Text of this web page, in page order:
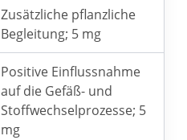
Zusätzliche pflanzliche
Begleitung; 5 mg
Positive Einflussnahme
auf die Gefäß- und
Stoffwechselprozesse; 5
mg